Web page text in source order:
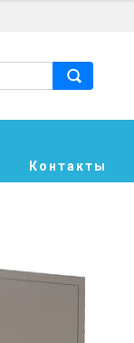
Контакты